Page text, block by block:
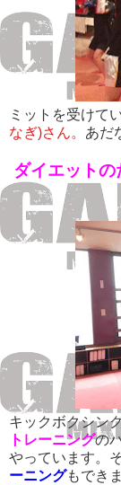
ミットを受けて
なぎ)さん。 あだ
ダイエットの
キックボクシン
トレーニングの
やっています。
ーニングもでき